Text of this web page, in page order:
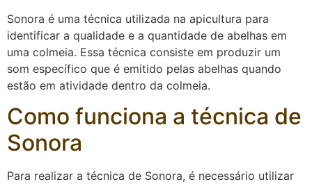
Sonora é uma técnica utilizada na apicultura para
identificar a qualidade e a quantidade de abelhas em
uma colmeia. Essa técnica consiste em produzir um
som específico que é emitido pelas abelhas quando
estão em atividade dentro da colmeia.
Como funciona a técnica de
Sonora
Para realizar a técnica de Sonora, é necessário utilizar